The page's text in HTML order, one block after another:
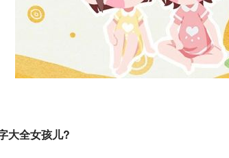
大全女孩儿?